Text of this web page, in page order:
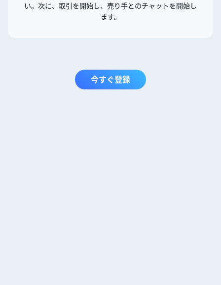
い。次に、取引を開始し、売り手とのチャットを開始し
ます。
今すぐ登録